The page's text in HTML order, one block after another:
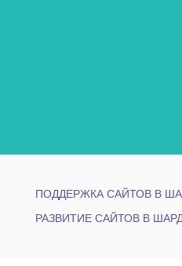
ПОДДЕРЖКА САЙТОВ В
РАЗВИТИЕ САЙТОВ В